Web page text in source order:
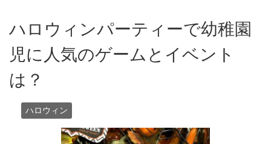
ハロウィンパーティーで幼稚園
児に人気のゲームとイベント
は？
ハロウィン